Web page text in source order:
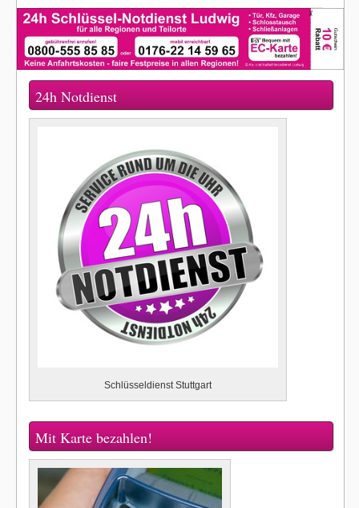
24h Notdienst
Schlüsseldienst Stuttgart
Mit Karte bezahlen!